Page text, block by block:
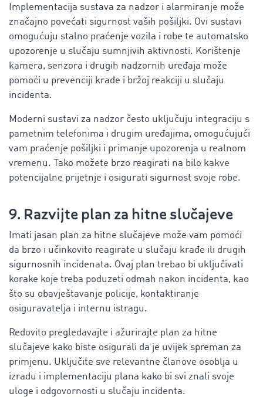
Implementacija sustava za nadzor i alarmiranje može
značajno povećati sigurnost vaših pošiljki. Ovi sustavi
omogućuju stalno praćenje vozila i robe te automatsko
upozorenje u slučaju sumnjivih aktivnosti. Korištenje
kamera, senzora i drugih nadzornih uređaja može
pomoći u prevenciji krađe i bržoj reakciji u slučaju
incidenta.
Moderni sustavi za nadzor često uključuju integraciju s
pametnim telefonima i drugim uređajima, omogućujući
vam praćenje pošiljki i primanje upozorenja u realnom
vremenu. Tako možete brzo reagirati na bilo kakve
potencijalne prijetnje i osigurati sigurnost svoje robe.
9. Razvijte plan za hitne slučajeve
Imati jasan plan za hitne slučajeve može vam pomoći
da brzo i učinkovito reagirate u slučaju krađe ili drugih
sigurnosnih incidenata. Ovaj plan trebao bi uključivati
korake koje treba poduzeti odmah nakon incidenta, kao
što su obavještavanje policije, kontaktiranje
osiguravatelja i internu istragu.
Redovito pregledavajte i ažurirajte plan za hitne
slučajeve kako biste osigurali da je uvijek spreman za
primjenu. Uključite sve relevantne članove osoblja u
izradu i implementaciju plana kako bi svi znali svoje
uloge i odgovornosti u slučaju incidenta.